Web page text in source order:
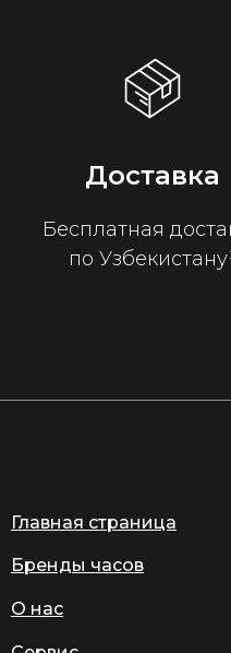
Доставка
Бесплатная
по
Главная страница
Бренды часов
О нас